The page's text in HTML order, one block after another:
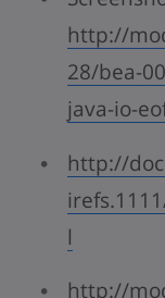
http://
28/bea-
java-io-
http://
l
http://